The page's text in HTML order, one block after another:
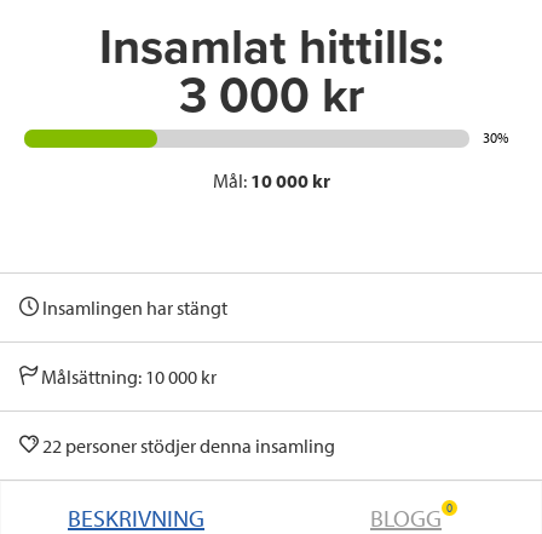
Insamlat hittills:
3 000 kr
30%
Mål: 10 000 kr
Insamlingen har stängt
Målsättning: 10 000 kr
22 personer stödjer denna insamling
BESKRIVNING BLOGG 0